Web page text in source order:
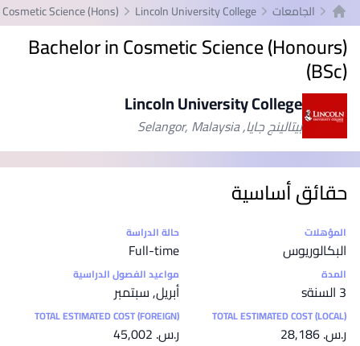
الصفحة الرئيسية
الجامعات Lincoln University College
Science (Hons)
Bachelor in Cosmetic Science (Honours)
(BSc)
Lincoln University College
بيتالينج جايا, Selangor, Malaysia
حقائق أساسية
إحصائيات
المؤهلات
البكالوريوس
حالة الدراسة
Full-time
المدة
3 السنةs
مواعيد الفصول الدراسية
أبريل, سبتمبر
TOTAL ESTIMATED COST (LOCAL)
ر.س.‏ 28,186
TOTAL ESTIMATED COST (FOREIGN)
ر.س.‏ 45,002